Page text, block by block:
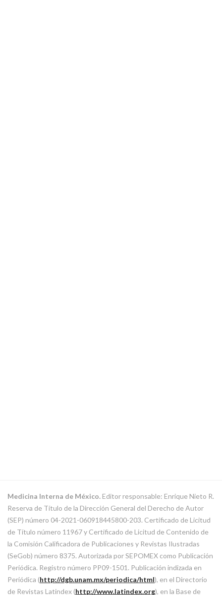
Medicina Interna de México.Editor responsable: Enrique Nieto R.
Reserva de Título de la Dirección General del Derecho de Autor
(SEP) número 04-2021-060918445800-203. Certificado de Licitud
de Título número 11967 y Certificado de Licitud de Contenido de
la Comisión Calificadora de Publicaciones y Revistas Ilustradas
(SeGob) número 8375. Autorizada por SEPOMEX como Publicación
Periódica. Registro número PP09-1501. Publicación indizada en
Periódica (http://dgb.unam.mx/periodica/html), en el Directorio
de Revistas Latindex (http://www.latindex.org), en la Base de